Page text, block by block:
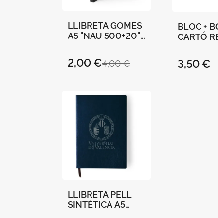
LLIBRETA GOMES
A5 "NAU 500+20"
RATLLADES-
4,00 €
2,00 €
BLOC +
CARTÓ
16,5 CM -
3,50 €
LLIBRETA PELL
SINTÈTICA A5